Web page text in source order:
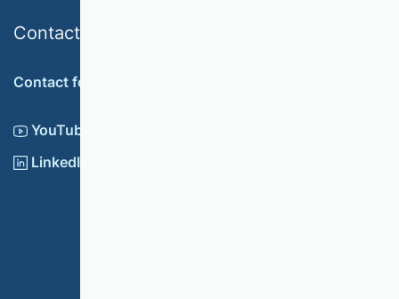
Contact
Contact form
YouTube
LinkedIn